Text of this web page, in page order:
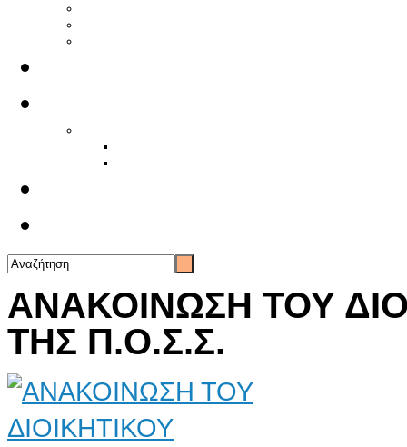
ΑΝΑΚΟΙΝΩΣΗ ΤΟΥ
ΤΗΣ Π.Ο.Σ.Σ.